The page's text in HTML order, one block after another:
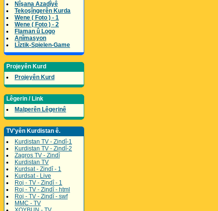
Nîşana Azadîyê
Tekoşîngerên Kurda
Wene ( Foto ) - 1
Wene ( Foto ) - 2
Flaman û Logo
Anîmasyon
Lîztik-Spielen-Game
Projeyên Kurd
Projeyên Kurd
Lêgerin / Link
Malperên Lêgerinê
TV'yên Kurdistan ê.
Kurdistan TV - Zindî-1
Kurdistan TV - Zindî-2
Zagros TV - Zindî
Kurdistan TV
Kurdsat - Zindî - 1
Kurdsat - Live
Roj - TV - Zindî - 1
Roj - TV - Zindî - html
Roj - TV - Zindî - swf
MMC - TV